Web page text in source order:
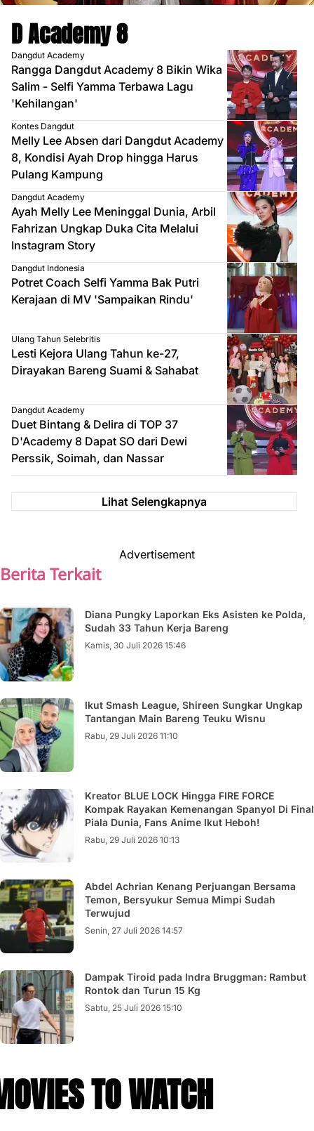
D Academy 8
Dangdut Academy
Rangga Dangdut Academy 8 Bikin Wika
Salim - Selfi Yamma Terbawa Lagu
'Kehilangan'
Kontes Dangdut
Melly Lee Absen dari Dangdut Academy
8, Kondisi Ayah Drop hingga Harus
Pulang Kampung
Dangdut Academy
Ayah Melly Lee Meninggal Dunia, Arbil
Fahrizan Ungkap Duka Cita Melalui
Instagram Story
Dangdut Indonesia
Potret Coach Selfi Yamma Bak Putri
Kerajaan di MV 'Sampaikan Rindu'
Ulang Tahun Selebritis
Lesti Kejora Ulang Tahun ke-27,
Dirayakan Bareng Suami & Sahabat
Dangdut Academy
Duet Bintang & Delira di TOP 37
D'Academy 8 Dapat SO dari Dewi
Perssik, Soimah, dan Nassar
Lihat Selengkapnya
Advertisement
Berita Terkait
Diana Pungky Laporkan Eks Asisten ke Polda,
Sudah 33 Tahun Kerja Bareng
Kamis, 30 Juli 2026 15:46
Ikut Smash League, Shireen Sungkar Ungkap
Tantangan Main Bareng Teuku Wisnu
Rabu, 29 Juli 2026 11:10
Kreator BLUE LOCK Hingga FIRE FORCE
Kompak Rayakan Kemenangan Spanyol Di Final
Piala Dunia, Fans Anime Ikut Heboh!
Rabu, 29 Juli 2026 10:13
Abdel Achrian Kenang Perjuangan Bersama
Temon, Bersyukur Semua Mimpi Sudah
Terwujud
Senin, 27 Juli 2026 14:57
Dampak Tiroid pada Indra Bruggman: Rambut
Rontok dan Turun 15 Kg
Sabtu, 25 Juli 2026 15:10
TO WATCH